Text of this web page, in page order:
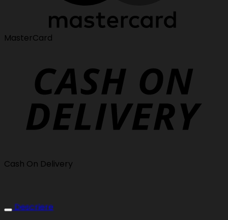
MasterCard
Cash On Delivery
Descriere